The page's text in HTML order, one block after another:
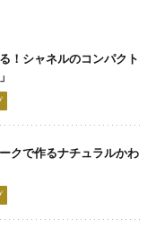
！シャネルのコンパクト
クで作るナチュラルかわ